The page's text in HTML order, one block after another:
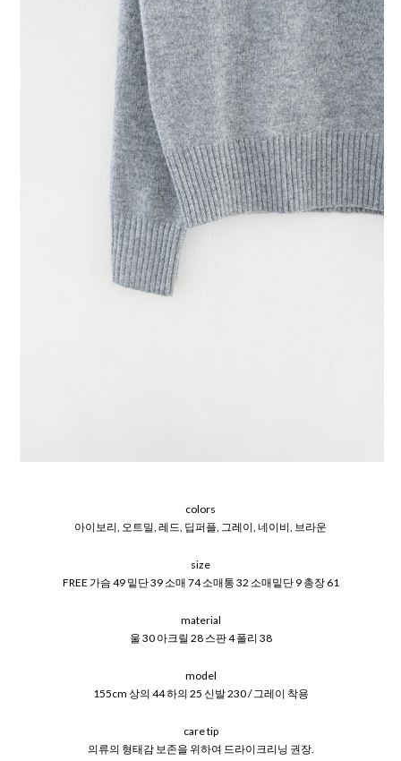
colors
아이보리, 오트밀, 레드, 딥퍼플, 그레이, 네이비, 브라운
size
FREE 가슴 49 밑단 39 소매 74 소매통 32 소매밑단 9 총장 61
material
울 30 아크릴 28 스판 4 폴리 38
model
155cm 상의 44 하의 25 신발 230 / 그레이 착용
care tip
의류의 형태감 보존을 위하여 드라이크리닝 권장.